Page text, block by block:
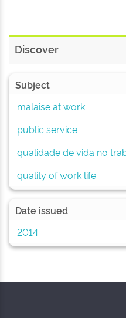
Discover
Subject
malaise at work
public service
qualidade de vida no
quality of work life
Date issued
2014